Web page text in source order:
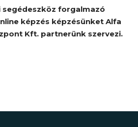
segédeszköz forgalmazó
képzés képzésünket Alfa
Kft. partnerünk szervezi.